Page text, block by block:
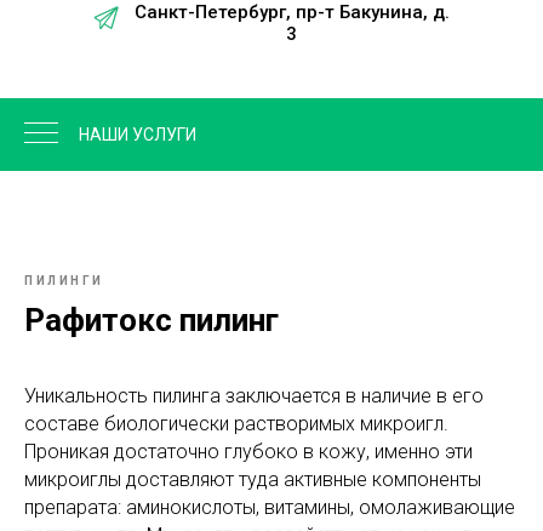
Санкт-Петербург, пр-т Бакунина, д.
3
НАШИ УСЛУГИ
ПИЛИНГИ
Рафитокс пилинг
Уникальность пилинга заключается в наличие в его
составе биологически растворимых микроигл.
Проникая достаточно глубоко в кожу, именно эти
микроиглы доставляют туда активные компоненты
препарата: аминокислоты, витамины, омолаживающие